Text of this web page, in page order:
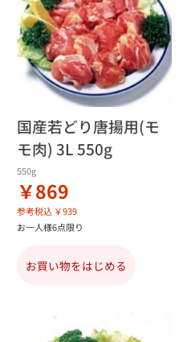
国産若どり唐揚用(モ
モ肉) 3L 550g
550g
￥869
参考税込 ￥939
お一人様6点限り
お買い物をはじめる